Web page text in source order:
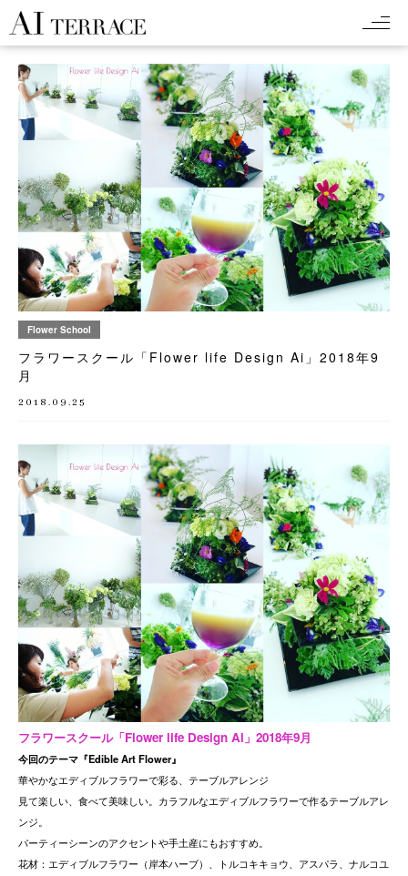
Flower School
フラワースクール「Flower life Design Ai」2018年9
月
2018.09.25
フラワースクール「Flower life Design Ai」2018年9月
今回のテーマ『Edible Art Flower』
華やかなエディブルフラワーで彩る、テーブルアレンジ
見て楽しい、食べて美味しい。カラフルなエディブルフラワーで作るテーブルアレ
ンジ。
パーティーシーンのアクセントや手土産にもおすすめ。
花材：エディブルフラワー（岸本ハーブ）、トルコキキョウ、アスパラ、ナルコユ